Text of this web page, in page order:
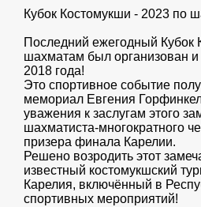
Кубок Костомукши - 2023 по
Последний ежегодный Кубок
шахматам был организован
2018 года!
Это спортивное событие
мемориал Евгения
уважения к заслугам этого
шахматиста-многократного
призера финала Карелии.
Решено возродить этот
известный костомукшский
Карелия, включённый в
спортивных мероприятий!